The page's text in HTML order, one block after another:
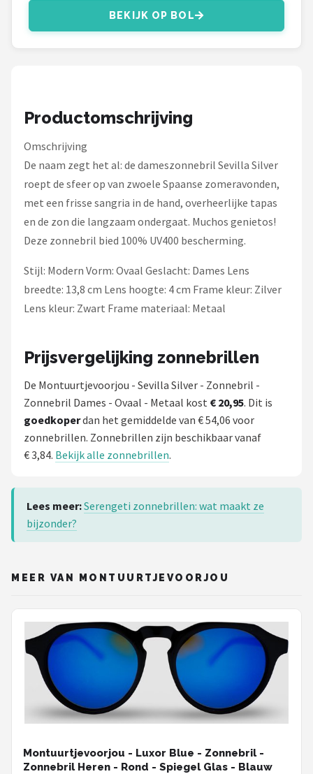
BEKIJK OP BOL
Productomschrijving
Omschrijving
De naam zegt het al: de dameszonnebril Sevilla Silver
roept de sfeer op van zwoele Spaanse zomeravonden,
met een frisse sangria in de hand, overheerlijke tapas
en de zon die langzaam ondergaat. Muchos genietos!
Deze zonnebril bied 100% UV400 bescherming.
Stijl: Modern Vorm: Ovaal Geslacht: Dames Lens
breedte: 13,8 cm Lens hoogte: 4 cm Frame kleur: Zilver
Lens kleur: Zwart Frame materiaal: Metaal
Prijsvergelijking zonnebrillen
De Montuurtjevoorjou - Sevilla Silver - Zonnebril -
Zonnebril Dames - Ovaal - Metaal kost € 20,95. Dit is
goedkoperdan het gemiddelde van € 54,06 voor
zonnebrillen. Zonnebrillen zijn beschikbaar vanaf
€ 3,84. Bekijk alle zonnebrillen.
Lees meer:Serengeti zonnebrillen: wat maakt ze
bijzonder?
MEER VAN MONTUURTJEVOORJOU
Montuurtjevoorjou - Luxor Blue - Zonnebril -
Zonnebril Heren - Rond - Spiegel Glas - Blauw